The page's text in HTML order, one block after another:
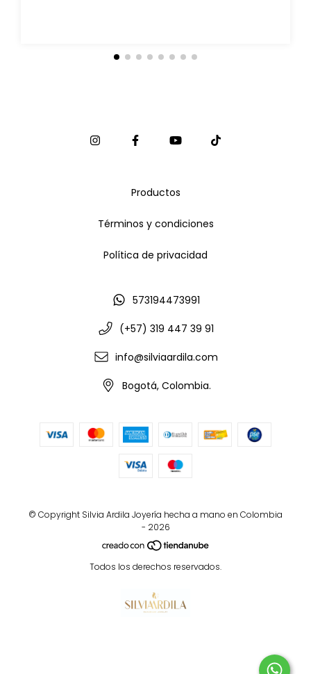
Productos
Términos y condiciones
Política de privacidad
573194473991
(+57) 319 447 39 91
info@silviaardila.com
Bogotá, Colombia.
© Copyright Silvia Ardila Joyería hecha a mano en Colombia
- 2026
Todos los derechos reservados.